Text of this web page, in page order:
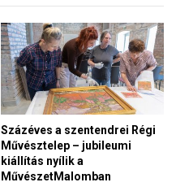
Százéves a szentendrei Régi
Művésztelep – jubileumi
kiállítás nyílik a
MűvészetMalomban